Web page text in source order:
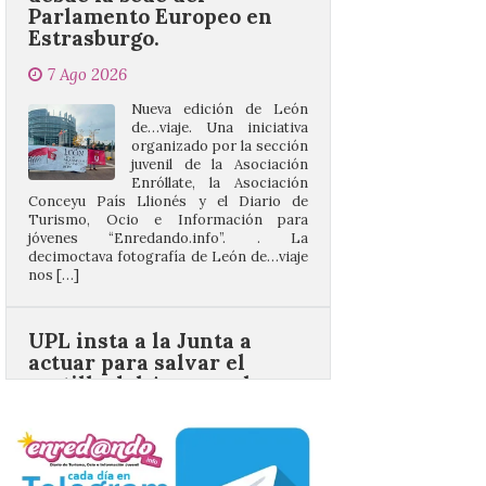
Nueva edición de León
de…viaje. Una iniciativa
Enróllate, la Asociación
Conceyu País Llionés y el Diario de
Turismo, Ocio e Información para
jóvenes “Enredando.info”. . La
decimoctava fotografía de León de…viaje
nos […]
UPL insta a la Junta a
actuar para salvar el
BIC en estado de ruina
7 Ago 2026
Cultural abandonado
desde 1949. Los
procuradores leonesistas
plantean que la Junta